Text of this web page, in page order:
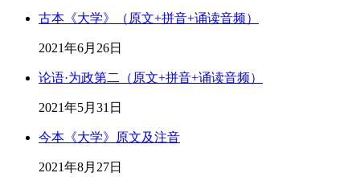
古本《大学》（原文+拼音+诵读音频）
2021年6月26日
论语·为政第二（原文+拼音+诵读音频）
2021年5月31日
今本《大学》原文及注音
2021年8月27日